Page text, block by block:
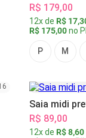
R$ 179,00
12x de R$
R$ 175,00no
P M
Saia midi
R$ 89,00
12x de R$ 8,60